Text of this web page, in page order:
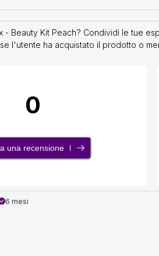
- Beauty Kit Peach? Condividi le tue
l'utente ha acquistato il prodotto o
0
una recensione
6 mesi